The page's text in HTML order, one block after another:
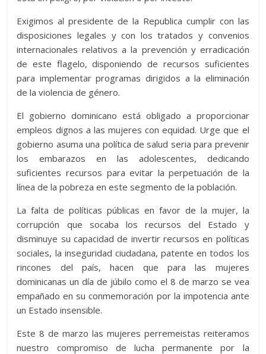
Exigimos al presidente de la Republica cumplir con las
disposiciones legales y con los tratados y convenios
internacionales relativos a la prevención y erradicación
de este flagelo, disponiendo de recursos suficientes
para implementar programas dirigidos a la eliminación
de la violencia de género.
El gobierno dominicano está obligado a proporcionar
empleos dignos a las mujeres con equidad. Urge que el
gobierno asuma una política de salud seria para prevenir
los embarazos en las adolescentes, dedicando
suficientes recursos para evitar la perpetuación de la
línea de la pobreza en este segmento de la población.
La falta de políticas públicas en favor de la mujer, la
corrupción que socaba los recursos del Estado y
disminuye su capacidad de invertir recursos en políticas
sociales, la inseguridad ciudadana, patente en todos los
rincones del país, hacen que para las mujeres
dominicanas un día de júbilo como el 8 de marzo se vea
empañado en su conmemoración por la impotencia ante
un Estado insensible.
Este 8 de marzo las mujeres perremeistas reiteramos
nuestro compromiso de lucha permanente por la